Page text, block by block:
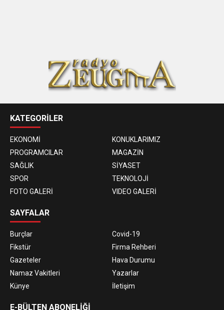
KATEGORİLER
EKONOMİ
KONUKLARIMIZ
PROGRAMCILAR
MAGAZİN
SAĞLIK
SİYASET
SPOR
TEKNOLOJİ
FOTO GALERİ
VIDEO GALERİ
SAYFALAR
Burçlar
Covid-19
Fikstür
Firma Rehberi
Gazeteler
Hava Durumu
Namaz Vakitleri
Yazarlar
Künye
İletişim
E-BÜLTEN ABONELİĞİ